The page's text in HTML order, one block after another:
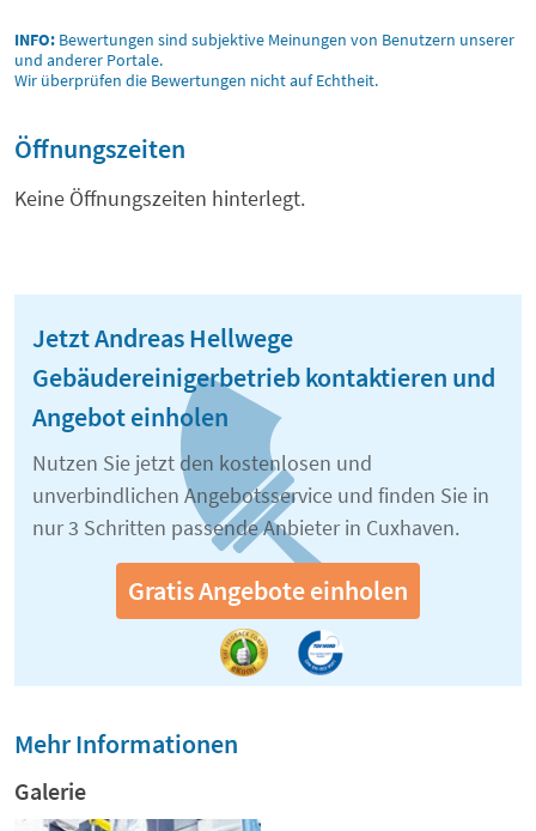
INFO: Bewertungen sind subjektive Meinungen von Benutzern unserer
und anderer Portale.
Wir überprüfen die Bewertungen nicht auf Echtheit.
Öffnungszeiten
Keine Öffnungszeiten hinterlegt.
Jetzt Andreas Hellwege
Gebäudereinigerbetrieb kontaktieren und
Angebot einholen
Nutzen Sie jetzt den kostenlosen und
unverbindlichen Angebotsservice und finden Sie in
nur 3 Schritten passende Anbieter in Cuxhaven.
Gratis Angebote einholen
Mehr Informationen
Galerie